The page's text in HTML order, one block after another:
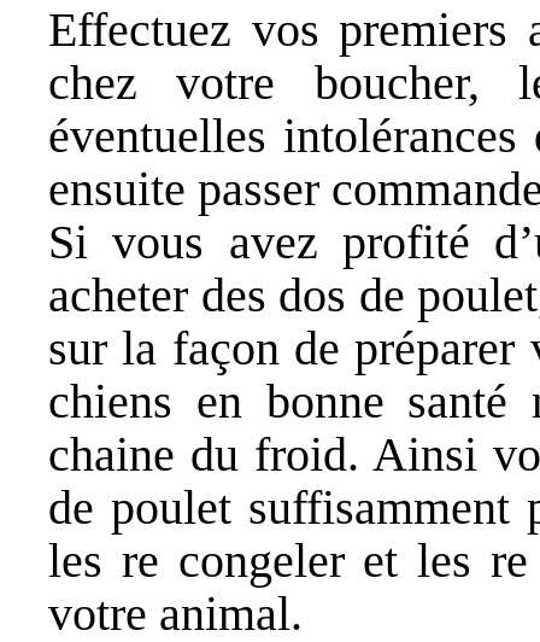
Effectuez vos premiers
chez votre boucher,
éventuelles
ensuite passer
Si vous avez profité
acheter des dos de
sur la façon de préparer
chiens en bonne
chaine du froid. Ainsi
de poulet suffisamment
les re congeler et les
votre animal.